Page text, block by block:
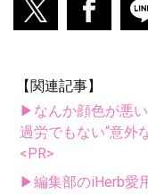
【関連記事】
▶なんか顔色が悪
過労でもない“意外
<PR>
▶編集部のiHerb愛